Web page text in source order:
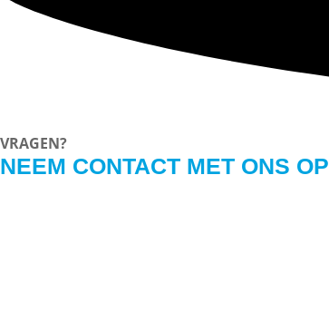
VRAGEN?
NEEM CONTACT MET ONS OP